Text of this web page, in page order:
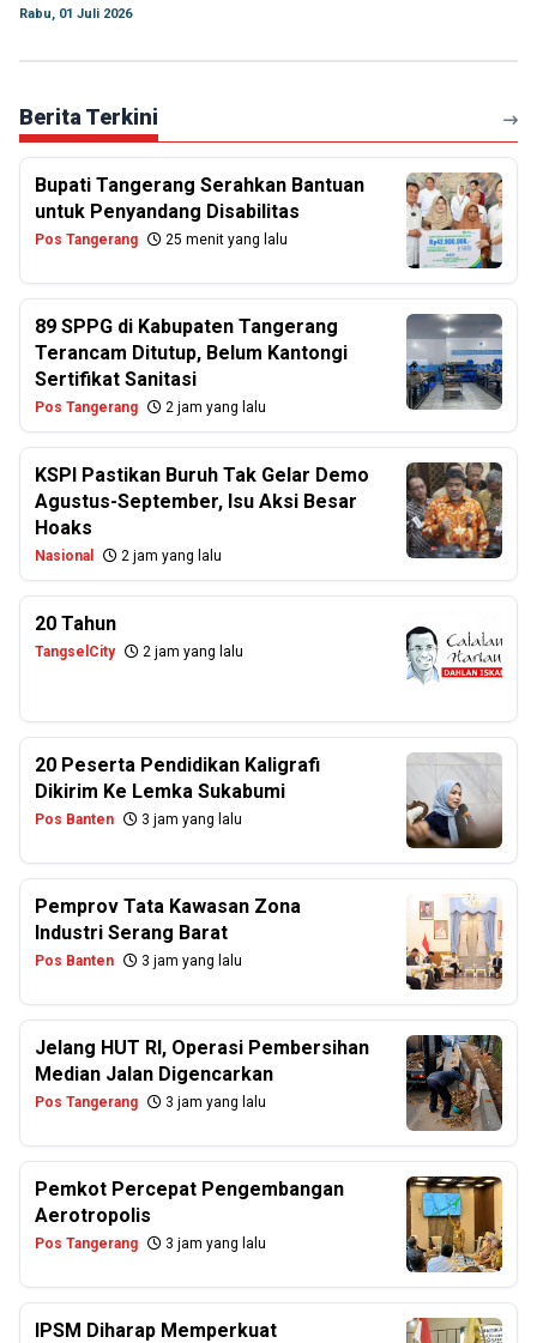
Rabu, 01 Juli 2026
Berita Terkini
Bupati Tangerang Serahkan Bantuan
untuk Penyandang Disabilitas
Pos Tangerang 25 menit yang lalu
89 SPPG di Kabupaten Tangerang
Terancam Ditutup, Belum Kantongi
Sertifikat Sanitasi
Pos Tangerang 2 jam yang lalu
KSPI Pastikan Buruh Tak Gelar Demo
Agustus-September, Isu Aksi Besar
Hoaks
Nasional 2 jam yang lalu
20 Tahun
TangselCity 2 jam yang lalu
20 Peserta Pendidikan Kaligrafi
Dikirim Ke Lemka Sukabumi
Pos Banten 3 jam yang lalu
Pemprov Tata Kawasan Zona
Industri Serang Barat
Pos Banten 3 jam yang lalu
Jelang HUT RI, Operasi Pembersihan
Median Jalan Digencarkan
Pos Tangerang 3 jam yang lalu
Pemkot Percepat Pengembangan
Aerotropolis
Pos Tangerang 3 jam yang lalu
IPSM Diharap Memperkuat